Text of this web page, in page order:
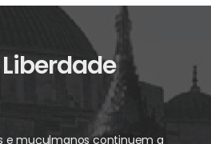
e muçulmanos continuem a